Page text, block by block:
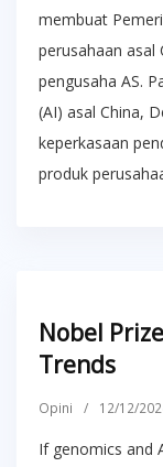
membuat
perusahaan asal
pengusaha AS.
(AI) asal China,
keperkasaan
produk
Nobel
Trends
Opini / 12/12/
If genomics and